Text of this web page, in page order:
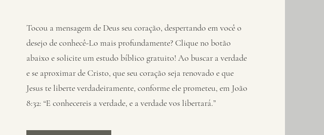
Tocou a mensagem de Deus seu coração, despertando em você o
desejo de conhecê-Lo mais profundamente? Clique no botão
abaixo e solicite um estudo bíblico gratuito! Ao buscar a verdade
e se aproximar de Cristo, que seu coração seja renovado e que
Jesus te liberte verdadeiramente, conforme ele prometeu, em João
8:32: “E conhecereis a verdade, e a verdade vos libertará.”